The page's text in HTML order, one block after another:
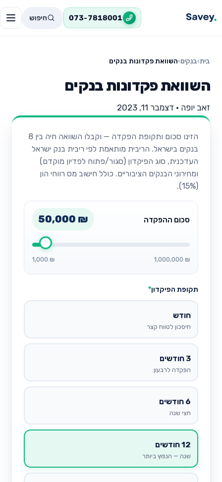
073-7818001 חיפוש
בית›בנקים›השוואת פקדונות בנקים
השוואת פקדונות בנקים
זאב יופה • דצמבר 11, 2023
הזינו סכום ותקופת הפקדה — וקבלו השוואה חיה בין 8
בנקים בישראל. הריבית מותאמת לפי ריבית בנק ישראל
העדכנית, סוג הפיקדון (סגור/פתוח לפדיון מוקדם)
ומחירוני הבנקים הציבוריים. כולל חישוב מס רווחי הון
(15%).
סכום ההפקדה 50,000 ₪
1,000 ₪ 1,000,000 ₪
תקופת הפיקדון*
חודש
חיסכון לטווח קצר
3 חודשים
הפקדה לרבעון
6 חודשים
חצי שנה
12 חודשים
שנה — הנפוץ ביותר